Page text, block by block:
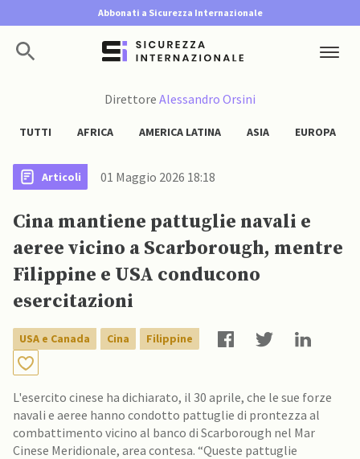
Abbonati a Sicurezza Internazionale
Direttore Alessandro Orsini
TUTTI AFRICA AMERICA LATINA ASIA EUROPA
Articoli 01 Maggio 2026 18:18
Cina mantiene pattuglie navali e
aeree vicino a Scarborough, mentre
Filippine e USA conducono
esercitazioni
USA e Canada Cina Filippine
L'esercito cinese ha dichiarato, il 30 aprile, che le sue forze
navali e aeree hanno condotto pattuglie di prontezza al
combattimento vicino al banco di Scarborough nel Mar
Cinese Meridionale, area contesa. “Queste pattuglie